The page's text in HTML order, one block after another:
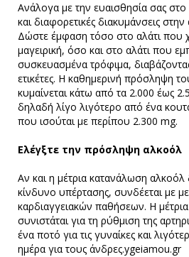
Ανάλογα με την ευαισθησία σας
και διαφορετικές διακυμάνσεις
Δώστε έμφαση τόσο στο αλάτι που
μαγειρική, όσο και στο αλάτι που
συσκευασμένα τρόφιμα,
ετικέτες. Η καθημερινή πρόσληψη
κυμαίνεται κάτω από τα 2.000 έως
δηλαδή λίγο λιγότερο από ένα
που ισούται με περίπου 2.300 mg.
Ελέγξτε την πρόσληψη αλκοόλ
Αν και η μέτρια κατανάλωση αλκοόλ
κίνδυνο υπέρτασης, συνδέεται με
καρδιαγγειακών παθήσεων. Η
συνιστάται για τη ρύθμιση της
ένα ποτό για τις γυναίκες και
ημέρα για τους άνδρες.ygeiamou.gr